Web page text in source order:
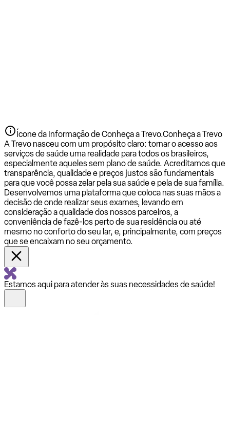
Ícone da Informação de Conheça a Trevo.Conheça a Trevo
A Trevo nasceu com um propósito claro: tornar o acesso aos
serviços de saúde uma realidade para todos os brasileiros,
especialmente aqueles sem plano de saúde. Acreditamos que
transparência, qualidade e preços justos são fundamentais
para que você possa zelar pela sua saúde e pela de sua família.
Desenvolvemos uma plataforma que coloca nas suas mãos a
decisão de onde realizar seus exames, levando em
consideração a qualidade dos nossos parceiros, a
conveniência de fazê-los perto de sua residência ou até
mesmo no conforto do seu lar, e, principalmente, com preços
que se encaixam no seu orçamento.
Estamos aqui para atender às suas necessidades de saúde!